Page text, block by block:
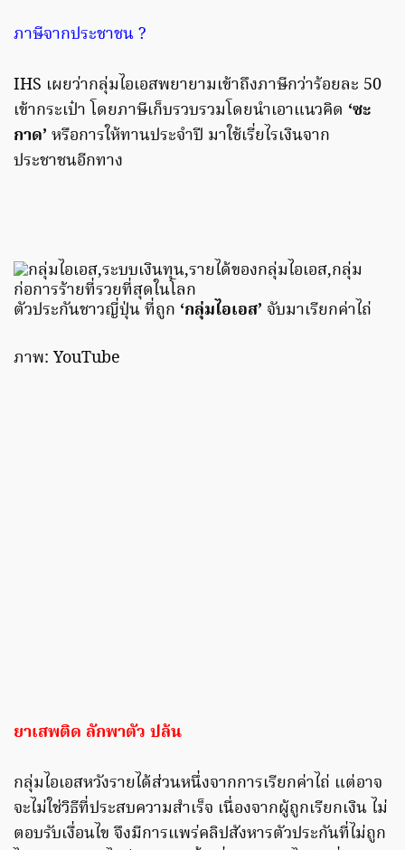
ภาษีจากประชาชน ?
IHS เผยว่ากลุ่มไอเอสพยายามเข้าถึงภาษีกว่าร้อยละ 50
เข้ากระเป๋า โดยภาษีเก็บรวบรวมโดยนำเอาแนวคิด ‘ซะ
กาด’ หรือการให้ทานประจำปี มาใช้เรี่ยไรเงินจาก
ประชาชนอีกทาง
ตัวประกันชาวญี่ปุ่น ที่ถูก ‘กลุ่มไอเอส’ จับมาเรียกค่าไถ่
ภาพ: YouTube
ยาเสพติด ลักพาตัว ปล้น
กลุ่มไอเอสหวังรายได้ส่วนหนึ่งจากการเรียกค่าไถ่ แต่อาจ
จะไม่ใช่วิธีที่ประสบความสำเร็จ เนื่องจากผู้ถูกเรียกเงิน ไม่
ตอบรับเงื่อนไข จึงมีการแพร่คลิปสังหารตัวประกันที่ไม่ถูก